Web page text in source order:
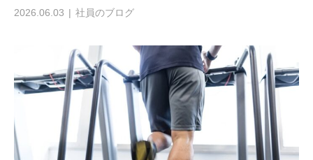
2026.06.03 社員のブログ